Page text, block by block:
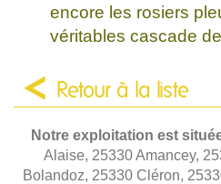
encore les rosiers
véritables cascade
Retour à la liste
Notre exploitation est
Alaise, 25330 Amancey,
Bolandoz, 25330 Cléron,